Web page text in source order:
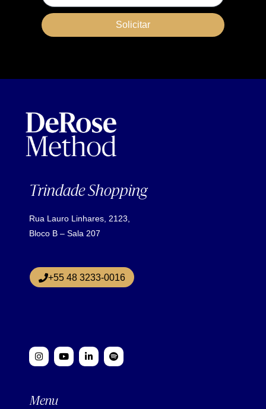
Solicitar
Trindade Shopping
Rua Lauro Linhares, 2123,
Bloco B – Sala 207
+55 48 3233-0016
Menu